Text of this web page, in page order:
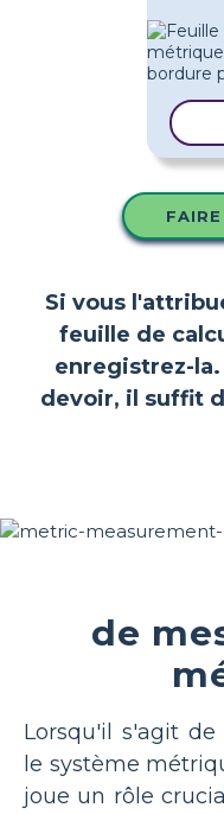
Si vous
feuille de
enregistrez-
devoir, il suffit
de
Lorsqu'il s'agit
le système
joue un rôle